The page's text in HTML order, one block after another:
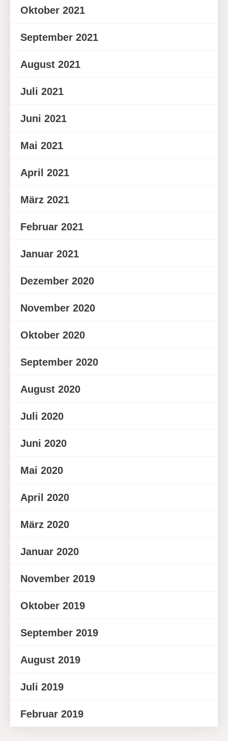
Oktober 2021
September 2021
August 2021
Juli 2021
Juni 2021
Mai 2021
April 2021
März 2021
Februar 2021
Januar 2021
Dezember 2020
November 2020
Oktober 2020
September 2020
August 2020
Juli 2020
Juni 2020
Mai 2020
April 2020
März 2020
Januar 2020
November 2019
Oktober 2019
September 2019
August 2019
Juli 2019
Februar 2019